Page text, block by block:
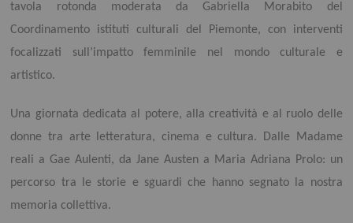
tavola rotonda moderata da Gabriella Morabito del
Coordinamento istituti culturali del Piemonte, con interventi
focalizzati sull’impatto femminile nel mondo culturale e
artistico.
Una giornata dedicata al potere, alla creatività e al ruolo delle
donne tra arte letteratura, cinema e cultura. Dalle Madame
reali a Gae Aulenti, da Jane Austen a Maria Adriana Prolo: un
percorso tra le storie e sguardi che hanno segnato la nostra
memoria collettiva.